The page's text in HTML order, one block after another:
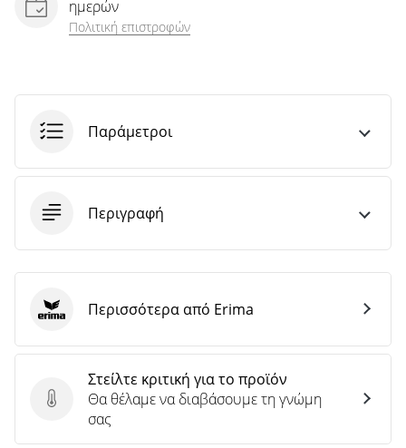
ημερών
Πολιτική επιστροφών
Παράμετροι
Περιγραφή
Στείλτε κριτική για το προϊόν
Στείλτε κριτική για το προϊόν
Θα θέλαμε να διαβάσουμε τη γνώμη
σας
Erima Περισσότερα από Erima